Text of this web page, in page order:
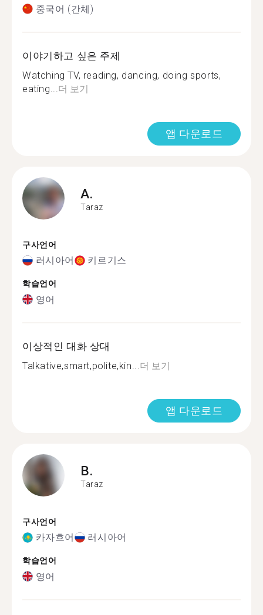
중국어 (간체)
이야기하고 싶은 주제
Watching TV, reading, dancing, doing sports,
eating... 더 보기
앱 다운로드
A.
Taraz
구사언어
러시아어 키르기스
학습언어
영어
이상적인 대화 상대
Talkative,smart,polite,kin... 더 보기
앱 다운로드
B.
Taraz
구사언어
카자흐어 러시아어
학습언어
영어